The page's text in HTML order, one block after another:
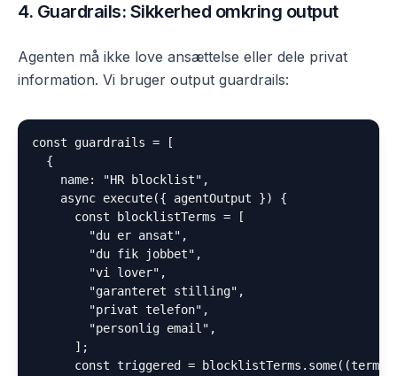
4. Guardrails: Sikkerhed omkring output
Agenten må ikke love ansættelse eller dele privat
information. Vi bruger output guardrails:
const guardrails = [
  {
    name: "HR blocklist",
    async execute({ agentOutput }) {
      const blocklistTerms = [
        "du er ansat",
        "du fik jobbet",
        "vi lover",
        "garanteret stilling",
        "privat telefon",
        "personlig email",
      ];
const triggered = blocklistTerms.some((term)